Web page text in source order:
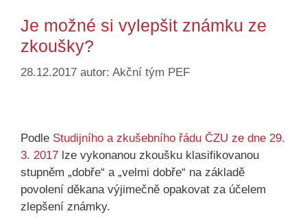
Je možné si vylepšit známku ze
zkoušky?
28.12.2017 autor: Akční tým PEF
Podle Studijního a zkušebního řádu ČZU ze dne 29.
3. 2017 lze vykonanou zkoušku klasifikovanou
stupněm „dobře“ a „velmi dobře“ na základě
povolení děkana výjimečně opakovat za účelem
zlepšení známky.